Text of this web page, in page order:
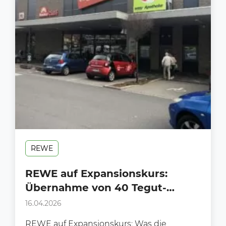
REWE
REWE auf Expansionskurs:
Übernahme von 40 Tegut-
Märkten steht an!
16.04.2026
REWE auf Expansionskurs: Was die